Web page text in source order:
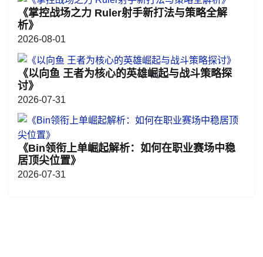
《掌控战场之力 Ruler射手新打法与策略全解
析》
2026-08-01
《以向鱼 王者为核心的英雄崛起与战斗策略探
讨》
2026-07-31
《Bin领衔上单崛起解析：如何在职业赛场中稳
居顶尖位置》
2026-07-31